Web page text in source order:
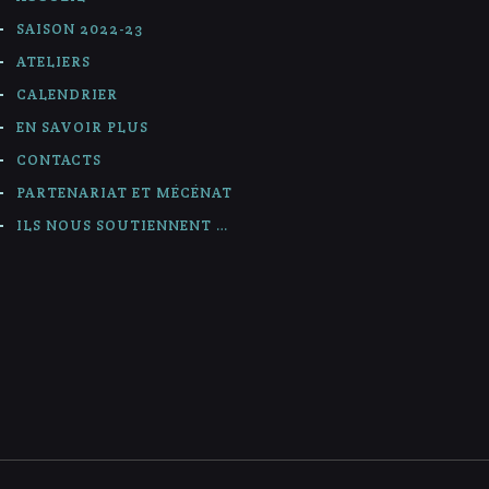
SAISON 2022-23
ATELIERS
CALENDRIER
EN SAVOIR PLUS
CONTACTS
PARTENARIAT ET MÉCÉNAT
ILS NOUS SOUTIENNENT …